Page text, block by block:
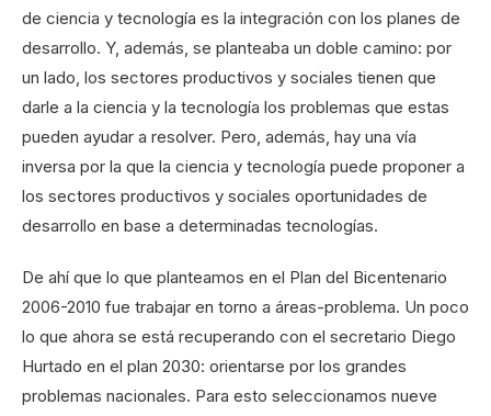
de ciencia y tecnología es la integración con los planes de
desarrollo. Y, además, se planteaba un doble camino: por
un lado, los sectores productivos y sociales tienen que
darle a la ciencia y la tecnología los problemas que estas
pueden ayudar a resolver. Pero, además, hay una vía
inversa por la que la ciencia y tecnología puede proponer a
los sectores productivos y sociales oportunidades de
desarrollo en base a determinadas tecnologías.
De ahí que lo que planteamos en el Plan del Bicentenario
2006-2010 fue trabajar en torno a áreas-problema. Un poco
lo que ahora se está recuperando con el secretario Diego
Hurtado en el plan 2030: orientarse por los grandes
problemas nacionales. Para esto seleccionamos nueve